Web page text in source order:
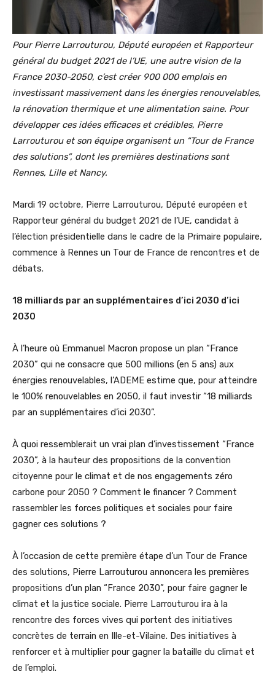
Pour Pierre Larrouturou, Député européen et Rapporteur
général du budget 2021 de l’UE, une autre vision de la
France 2030-2050, c’est créer 900 000 emplois en
investissant massivement dans les énergies renouvelables,
la rénovation thermique et une alimentation saine. Pour
développer ces idées efficaces et crédibles, Pierre
Larrouturou et son équipe organisent un “Tour de France
des solutions”, dont les premières destinations sont
Rennes, Lille et Nancy.
Mardi 19 octobre, Pierre Larrouturou, Député européen et
Rapporteur général du budget 2021 de l’UE, candidat à
l’élection présidentielle dans le cadre de la Primaire populaire,
commence à Rennes un Tour de France de rencontres et de
débats.
18 milliards par an supplémentaires d’ici 2030 d’ici
2030
À l’heure où Emmanuel Macron propose un plan “France
2030” qui ne consacre que 500 millions (en 5 ans) aux
énergies renouvelables, l’ADEME estime que, pour atteindre
le 100% renouvelables en 2050, il faut investir “18 milliards
par an supplémentaires d’ici 2030”.
À quoi ressemblerait un vrai plan d’investissement “France
2030”, à la hauteur des propositions de la convention
citoyenne pour le climat et de nos engagements zéro
carbone pour 2050 ? Comment le financer ? Comment
rassembler les forces politiques et sociales pour faire
gagner ces solutions ?
À l’occasion de cette première étape d’un Tour de France
des solutions, Pierre Larrouturou annoncera les premières
propositions d’un plan “France 2030”, pour faire gagner le
climat et la justice sociale. Pierre Larrouturou ira à la
rencontre des forces vives qui portent des initiatives
concrètes de terrain en Ille-et-Vilaine. Des initiatives à
renforcer et à multiplier pour gagner la bataille du climat et
de l’emploi.